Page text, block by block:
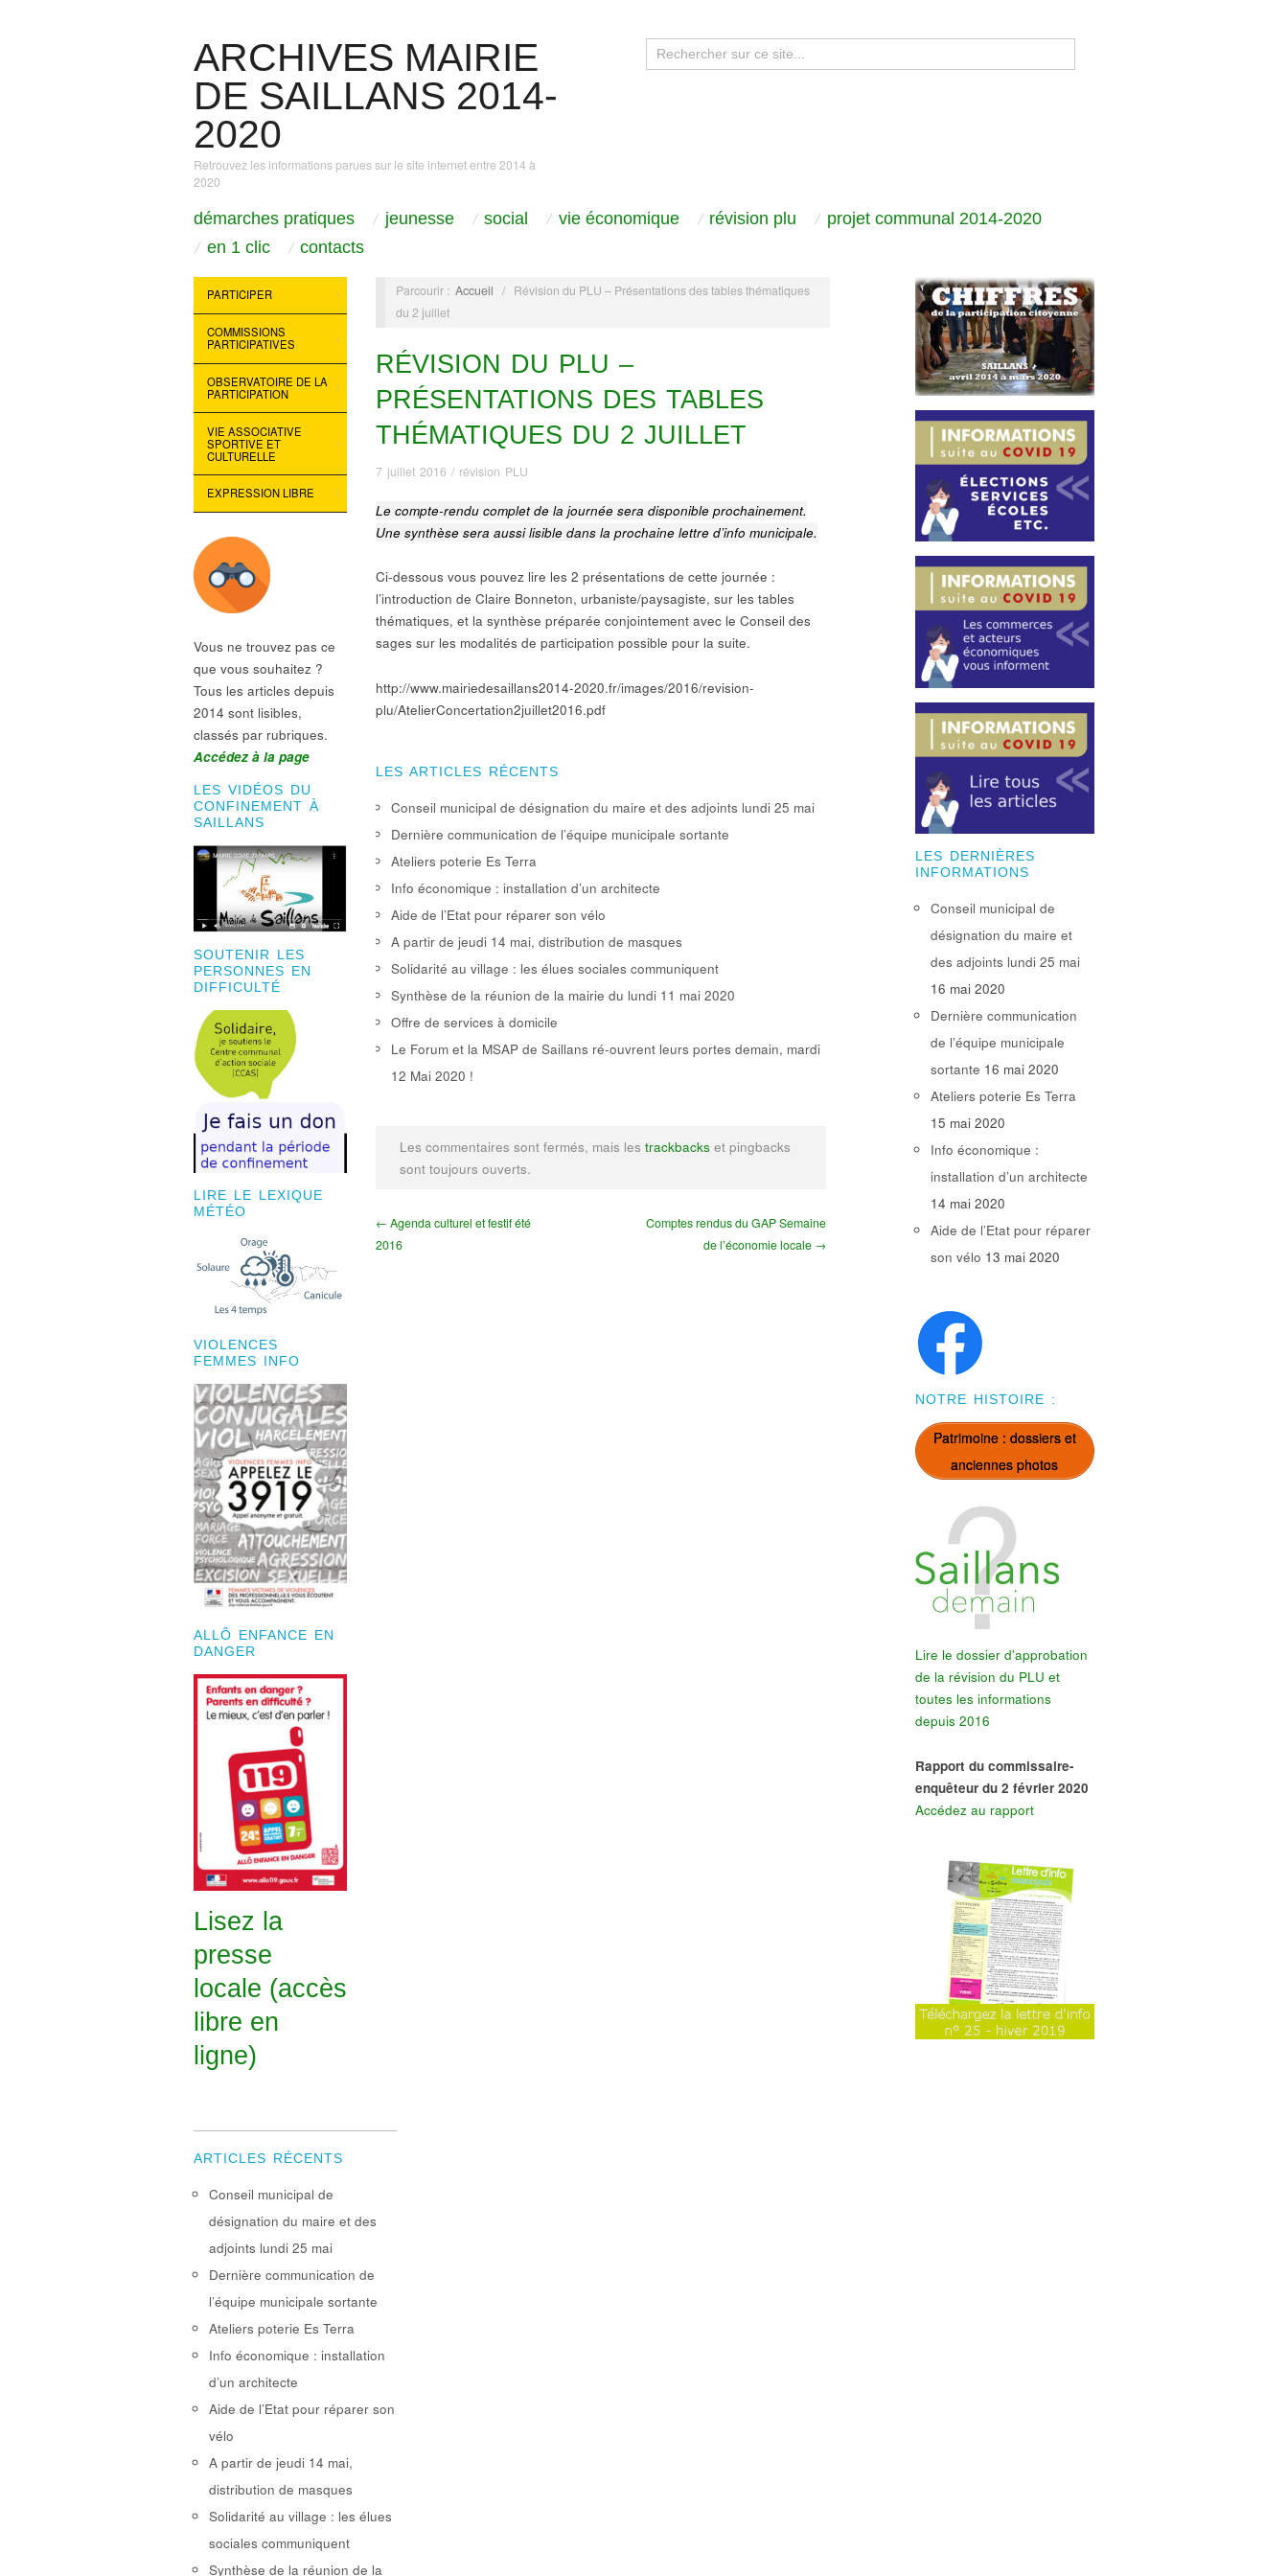
ARCHIVES MAIRIE
DE SAILLANS 2014-
2020
Retrouvez les informations parues sur le site internet entre 2014 à
2020
démarches pratiques jeunesse social vie économique révision plu
projet communal 2014-2020
en 1 clic
contacts
PARTICIPER
COMMISSIONS
PARTICIPATIVES
OBSERVATOIRE DE LA
PARTICIPATION
VIE ASSOCIATIVE
SPORTIVE ET
CULTURELLE
EXPRESSION LIBRE
Vous ne trouvez pas ce
que vous souhaitez ?
Tous les articles depuis
2014 sont lisibles,
classés par rubriques.
Accédez à la page
LES VIDÉOS DU
CONFINEMENT À
SAILLANS
SOUTENIR LES
PERSONNES EN
DIFFICULTÉ
LIRE LE LEXIQUE
MÉTÉO
VIOLENCES
FEMMES INFO
ALLÔ ENFANCE EN
DANGER
Lisez la
presse
locale (accès
libre en
ligne)
Parcourir : Accueil / Révision du PLU – Présentations des tables thématiques
du 2 juillet
RÉVISION DU PLU –
PRÉSENTATIONS DES TABLES
THÉMATIQUES DU 2 JUILLET
7 juillet 2016 / révision PLU
Le compte-rendu complet de la journée sera disponible prochainement.
Une synthèse sera aussi lisible dans la prochaine lettre d’info municipale.
Ci-dessous vous pouvez lire les 2 présentations de cette journée :
l’introduction de Claire Bonneton, urbaniste/paysagiste, sur les tables
thématiques, et la synthèse préparée conjointement avec le Conseil des
sages sur les modalités de participation possible pour la suite.
http://www.mairiedesaillans2014-2020.fr/images/2016/revision-
plu/AtelierConcertation2juillet2016.pdf
LES ARTICLES RÉCENTS
Conseil municipal de désignation du maire et des adjoints lundi 25 mai
Dernière communication de l’équipe municipale sortante
Ateliers poterie Es Terra
Info économique : installation d’un architecte
Aide de l’Etat pour réparer son vélo
A partir de jeudi 14 mai, distribution de masques
Solidarité au village : les élues sociales communiquent
Synthèse de la réunion de la mairie du lundi 11 mai 2020
Offre de services à domicile
Le Forum et la MSAP de Saillans ré-ouvrent leurs portes demain, mardi
12 Mai 2020 !
Les commentaires sont fermés, mais les trackbacks et pingbacks
sont toujours ouverts.
← Agenda culturel et festif été
2016
Comptes rendus du GAP Semaine
de l’économie locale →
LES DERNIÈRES
INFORMATIONS
Conseil municipal de
désignation du maire et
des adjoints lundi 25 mai
16 mai 2020
Dernière communication
de l’équipe municipale
sortante 16 mai 2020
Ateliers poterie Es Terra
15 mai 2020
Info économique :
installation d’un architecte
14 mai 2020
Aide de l’Etat pour réparer
son vélo 13 mai 2020
NOTRE HISTOIRE :
Patrimoine : dossiers et
anciennes photos
Lire le dossier d'approbation
de la révision du PLU et
toutes les informations
depuis 2016
Rapport du commissaire-
enquêteur du 2 février 2020
Accédez au rapport
ARTICLES RÉCENTS
Conseil municipal de
désignation du maire et des
adjoints lundi 25 mai
Dernière communication de
l’équipe municipale sortante
Ateliers poterie Es Terra
Info économique : installation
d’un architecte
Aide de l’Etat pour réparer son
vélo
A partir de jeudi 14 mai,
distribution de masques
Solidarité au village : les élues
sociales communiquent
Synthèse de la réunion de la